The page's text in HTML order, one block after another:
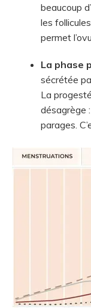
beaucoup
les
permet
La phase
sécrétée
La
désagrège
parages.